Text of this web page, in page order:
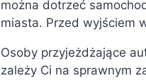
można dotrzeć
miasta. Przed wyjściem
Osoby przyjeżdżające
zależy Ci na sprawnym